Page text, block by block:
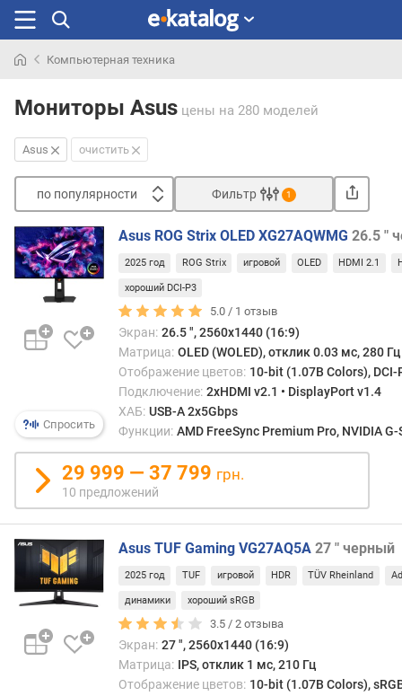
раньше
Компьютерная техника
Мониторы Asus цены на 280 моделей
Asus очистить
по популярности
п
о
о
п
у
н
о
с
т
и
о
т
д
е
ш
в
Фильтр 1
Спросить
Asus ROG Strix OLED XG27AQWMG 26.5 "
2025 год ROG Strix игровой OLED HDMI 2.1
хороший DCI-P3
5.0 / 1 отзыв
Экран: 26.5 ", 2560x1440 (16:9)
Матрица: OLED (WOLED), отклик 0.03 мс, 280 Гц
Отображение цветов: 10-bit (1.07B Colors), DCI-
Подключение: 2xHDMI v2.1 • DisplayPort v1.4
ХАБ: USB-A 2x5Gbps
Функции: AMD FreeSync Premium Pro, NVIDIA
29 999 — 37 799 грн.
10 предложений
Asus TUF Gaming VG27AQ5A 27 " черный
2025 год TUF игровой HDR TÜV Rheinland
динамики хороший sRGB
3.5 /2 отзыва
Экран: 27 ", 2560x1440 (16:9)
Матрица: IPS, отклик 1 мс, 210 Гц
Отображение цветов: 10-bit (1.07B Colors),